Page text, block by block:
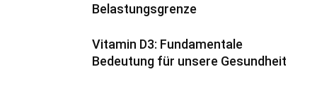
Belastungsgrenze
Vitamin D3: Fundamentale
Bedeutung für unsere Gesundheit